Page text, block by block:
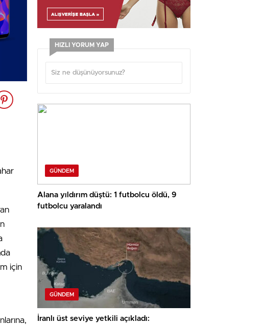
için
HIZLI YORUM YAP
GÜNDEM
Alana yıldırım düştü: 1 futbolcu öldü, 9
futbolcu yaralandı
GÜNDEM
İranlı üst seviye yetkili açıkladı: